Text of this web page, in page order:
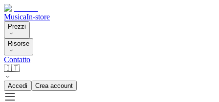
MusicaIn-store
Prezzi
Risorse
Contatto
🇮🇹
Accedi Crea account